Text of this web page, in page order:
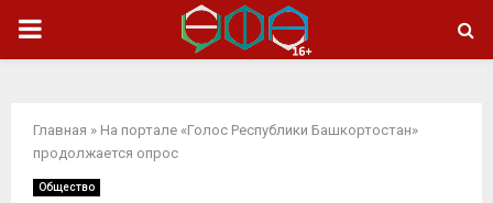
ОСНОВНОЕ
Главная » На портале «Голос Республики Башкортостан»
продолжается опрос
Общество